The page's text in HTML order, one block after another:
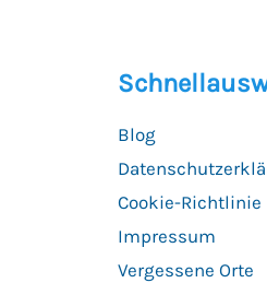
Blog
Cookie-Richtlinie
Impressum
Vergessene Orte